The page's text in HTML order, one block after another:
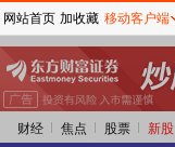
财经 焦点 股票 新股
网站首页 加收藏 移动客户端